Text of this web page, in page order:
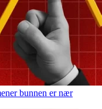
bunnen er nær